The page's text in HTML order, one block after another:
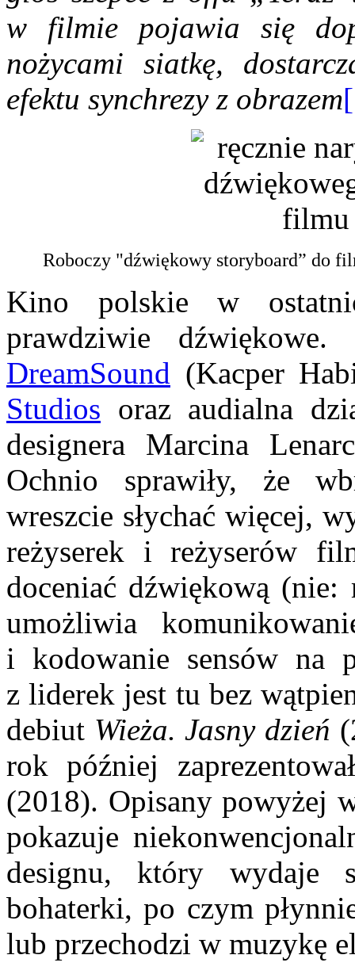
w filmie pojawia się
nożycami siatkę,
efektu synchrezy z obrazem
Roboczy "dźwiękowy storyboard” do
Kino polskie w
prawdziwie
DreamSound (Kacper
Studios oraz audialna
designera Marcina
Ochnio sprawiły, że
wreszcie słychać więcej,
reżyserek i reżyserów
doceniać dźwiękową (nie:
umożliwia
i kodowanie sensów na
z liderek jest tu bez
debiut Wieża. Jasny dzień
rok później
(2018). Opisany powyżej
pokazuje
designu, który wydaje
bohaterki, po czym
lub przechodzi w muzykę